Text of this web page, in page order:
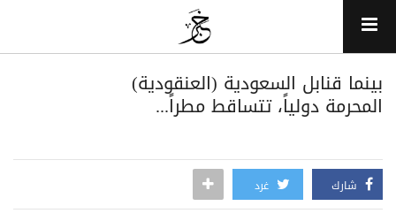
بينما قنابل السعودية (العنقودية)
المحرمة دولياً، تتساقط مطراً...
شارك غرد